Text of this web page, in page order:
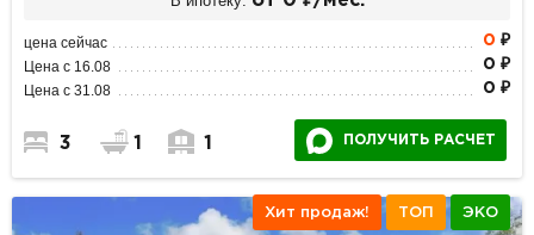
цена сейчас 0 ₽
Цена с 16.08 0 ₽
Цена с 31.08 0 ₽
3 1 1 ПОЛУЧИТЬ РАСЧЕТ
Хит продаж! ТОП ЭКО